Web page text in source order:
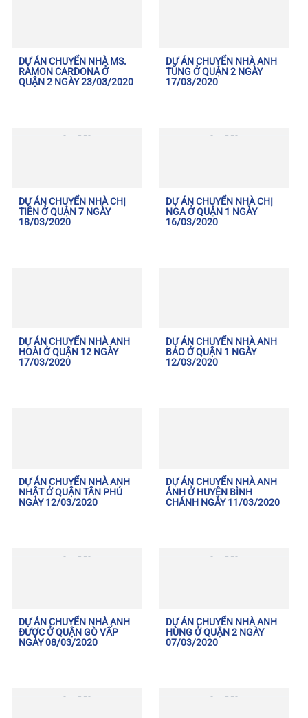
DỰ ÁN CHUYỂN NHÀ MS.
RAMON CARDONA Ở
QUẬN 2 NGÀY 23/03/2020
DỰ ÁN CHUYỂN NHÀ ANH
TÙNG Ở QUẬN 2 NGÀY
17/03/2020
DỰ ÁN CHUYỂN NHÀ CHỊ
TIÊN Ở QUẬN 7 NGÀY
18/03/2020
DỰ ÁN CHUYỂN NHÀ CHỊ
NGA Ở QUẬN 1 NGÀY
16/03/2020
DỰ ÁN CHUYỂN NHÀ ANH
HOÀI Ở QUẬN 12 NGÀY
17/03/2020
DỰ ÁN CHUYỂN NHÀ ANH
BẢO Ở QUẬN 1 NGÀY
12/03/2020
DỰ ÁN CHUYỂN NHÀ ANH
NHẬT Ở QUẬN TÂN PHÚ
NGÀY 12/03/2020
DỰ ÁN CHUYỂN NHÀ ANH
ÁNH Ở HUYỆN BÌNH
CHÁNH NGÀY 11/03/2020
DỰ ÁN CHUYỂN NHÀ ANH
ĐƯỢC Ở QUẬN GÒ VẤP
NGÀY 08/03/2020
DỰ ÁN CHUYỂN NHÀ ANH
HÙNG Ở QUẬN 2 NGÀY
07/03/2020